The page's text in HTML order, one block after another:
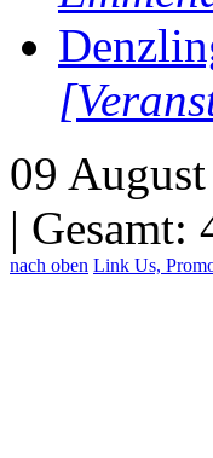
09
| Gesamt:
nach oben Link Us,